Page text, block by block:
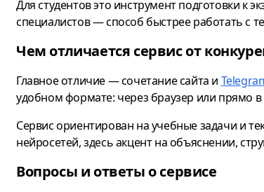
Для студентов это инструмент подготовки к
специалистов — способ быстрее работать с
Чем отличается сервис от
Главное отличие — сочетание сайта и
удобном формате: через браузер или прямо
Сервис ориентирован на учебные задачи и
нейросетей, здесь акцент на объяснении,
Вопросы и ответы о сервисе